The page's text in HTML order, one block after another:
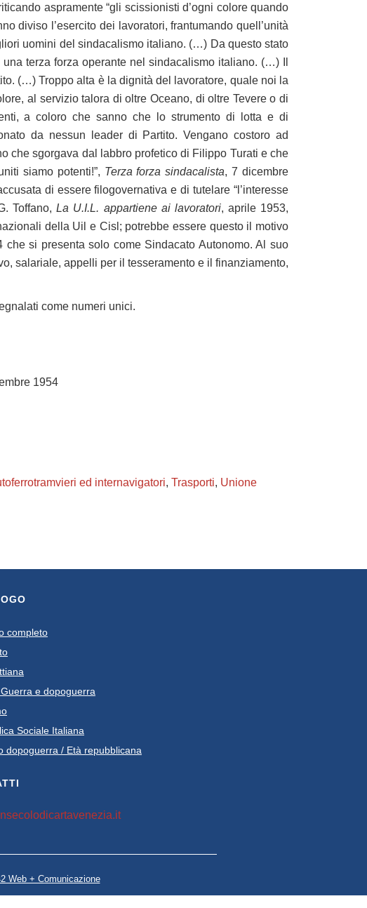
aspramente “gli scissionisti d’ogni colore quando
diviso l’esercito dei lavoratori, frantumando quell’unità
uomini del sindacalismo italiano. (…) Da questo stato
terza forza operante nel sindacalismo italiano. (…) Il
(…) Troppo alta è la dignità del lavoratore, quale noi la
al servizio talora di oltre Oceano, di oltre Tevere o di
a coloro che sanno che lo strumento di lotta e di
da nessun leader di Partito. Vengano costoro ad
che sgorgava dal labbro profetico di Filippo Turati e che
siamo potenti!”, Terza forza sindacalista, 7 dicembre
di essere filogovernativa e di tutelare “l’interesse
Toffano,La U.I.L. appartiene ai lavoratori, aprile 1953,
della Uil e Cisl; potrebbe essere questo il motivo
si presenta solo come Sindacato Autonomo. Al suo
salariale, appelli per il tesseramento e il finanziamento,
come numeri unici.
1954
ed internavigatori, Trasporti, Unione
completo
e dopoguerra
Sociale Italiana
dopoguerra / Età repubblicana
Web + Comunicazione